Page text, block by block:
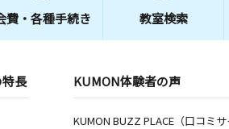
費・ 各種手続き 教室検索
長 KUMON体験者の声
KUMON BUZZ PLACE（口コミサ